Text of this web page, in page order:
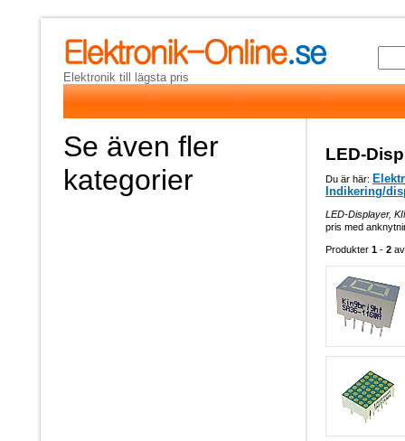
Elektronik till lägsta pris
LED-
Du är här:
Indikering/
LED-Displayer,
pris med
Produkter 1 - 2
Se även fler
kategorier